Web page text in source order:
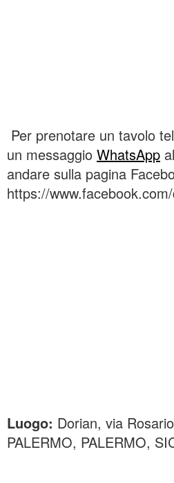
Per prenotare un tavolo
un messaggio WhatsApp
andare sulla pagina
https://
Luogo: Dorian, via
PALERMO, PALERMO,